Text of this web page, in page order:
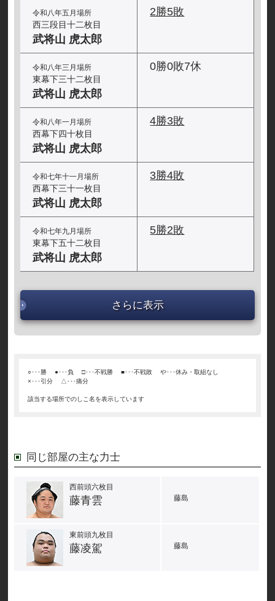
令和八年五月場所
西三段目十二枚目
武将山 虎太郎
2勝5敗
令和八年三月場所
東幕下三十二枚目
武将山 虎太郎
0勝0敗7休
令和八年一月場所
西幕下四十枚目
武将山 虎太郎
4勝3敗
令和七年十一月場所
西幕下三十一枚目
武将山 虎太郎
3勝4敗
令和七年九月場所
東幕下五十二枚目
武将山 虎太郎
5勝2敗
さらに表示
○･･･勝 ●･･･負 □･･･不戦勝 ■･･･不戦敗
や･･･休み・取組なし
×･･･引分
△･･･痛分
該当する場所でのしこ名を表示しています
同じ部屋の主な力士
西前頭六枚目
藤青雲 藤島
東前頭九枚目
藤凌駕 藤島